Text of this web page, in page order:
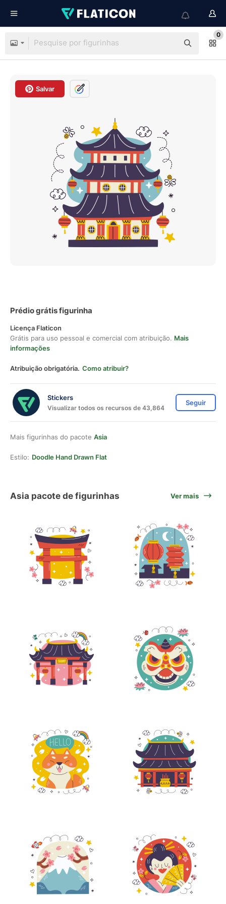
0
Salvar
Prédio grátis figurinha
Licença Flaticon
Grátis para uso pessoal e comercial com atribuição. Mais
informações
Atribuição obrigatória. Como atribuir?
Stickers
Visualizar todos os recursos de 43,864
Seguir
Mais figurinhas do pacote Asia
Estilo: Doodle Hand Drawn Flat
Asia pacote de figurinhas Ver mais